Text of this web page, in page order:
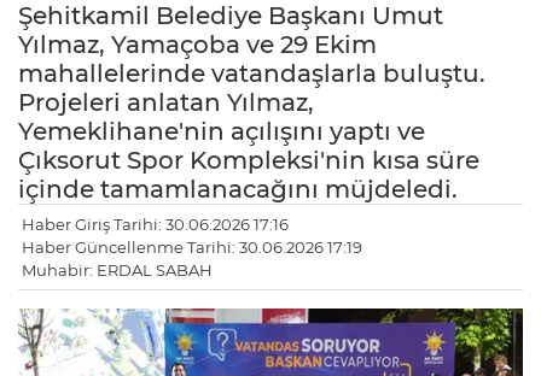
Şehitkamil Belediye Başkanı Umut
Yılmaz, Yamaçoba ve 29 Ekim
mahallelerinde vatandaşlarla buluştu.
Projeleri anlatan Yılmaz,
Yemeklihane'nin açılışını yaptı ve
Çıksorut Spor Kompleksi'nin kısa süre
içinde tamamlanacağını müjdeledi.
Haber Giriş Tarihi: 30.06.2026 17:16
Haber Güncellenme Tarihi: 30.06.2026 17:19
Muhabir: ERDAL SABAH